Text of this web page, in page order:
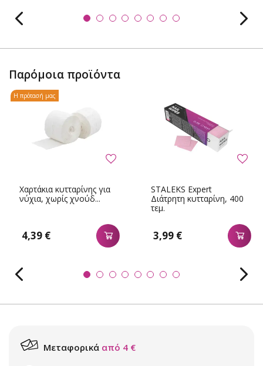
Παρόμοια προϊόντα
Χαρτάκια κυτταρίνης για
νύχια, χωρίς χνούδ...
4,39 €
Η πρότασή μας
STALEKS Expert
Διάτρητη κυτταρίνη, 400
τεμ.
3,99 €
Μεταφορικά από 4 €